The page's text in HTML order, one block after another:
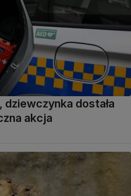
dostała
akcja